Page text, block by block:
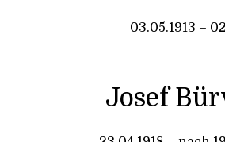
03.05.1913 –
Josef